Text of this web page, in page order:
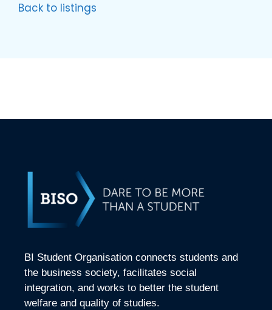
Back to listings
BI Student Organisation connects students and
the business society, facilitates social
integration, and works to better the student
welfare and quality of studies.